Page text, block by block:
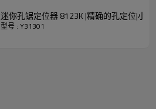
迷你孔锯定位器 8123K |精确的孔定位|小
型号 : Y31301